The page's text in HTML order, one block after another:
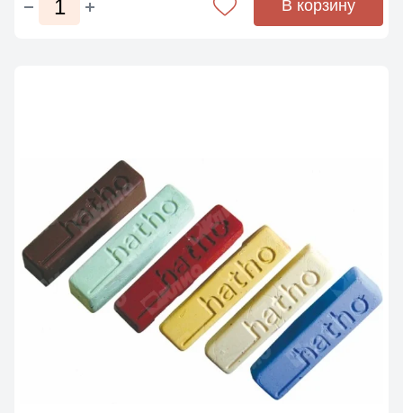
В корзину